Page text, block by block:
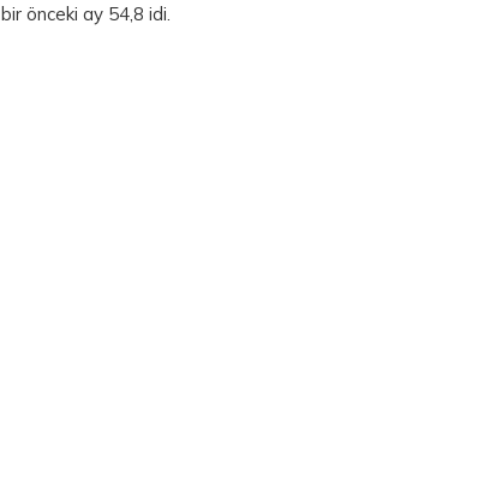
bir önceki ay 54,8 idi.